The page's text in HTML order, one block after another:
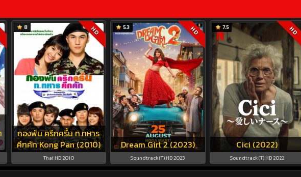
กองพัน ครึกครื้น ท.ทหาร
คึกคัก Kong Pan (2010)
8 HD
Thai HD 2010
Dream Girl 2 (2023)
5.3 HD
Soundtrack(T) HD 2023
Cici (2022)
7.5 HD
Soundtrack(T) HD 2022